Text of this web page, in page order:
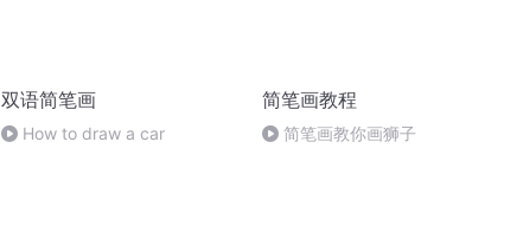
双语简笔画
How to draw a car
简笔画教程
简笔画教你画狮子